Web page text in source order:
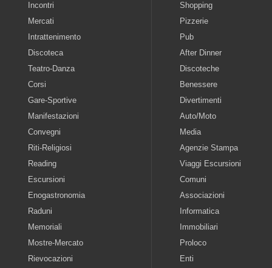
Incontri
Mercati
Intrattenimento
Discoteca
Teatro-Danza
Corsi
Gare-Sportive
Manifestazioni
Convegni
Riti-Religiosi
Reading
Escursioni
Enogastronomia
Raduni
Memoriali
Mostre-Mercato
Rievocazioni
Shopping
Pizzerie
Pub
After Dinner
Discoteche
Benessere
Divertimenti
Auto/Moto
Media
Agenzie Stampa
Viaggi Escursioni
Comuni
Associazioni
Informatica
Immobiliari
Proloco
Enti